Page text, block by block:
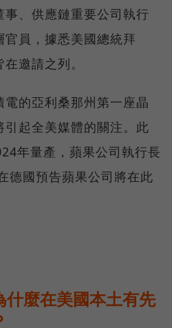
、供應鏈重要公司執行
員，據悉美國總統拜
邀請之列。
的亞利桑那州第一座晶
起全美媒體的關注。此
年量產，蘋果公司執行長
德國預告蘋果公司將在此
麼在美國本土有先